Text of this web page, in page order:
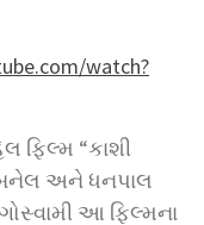
watch?
ફિલ્મ “કાશી
બનેલ અને ધનપાલ
આ ફિલ્મના